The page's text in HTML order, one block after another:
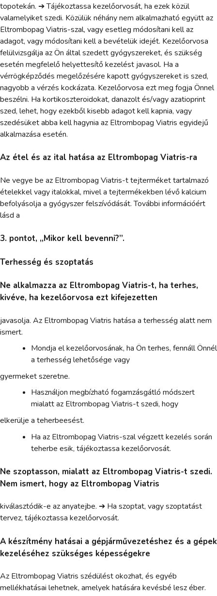
topotekán. ➔ Tájékoztassa kezelőorvosát, ha ezek közül
valamelyiket szedi. Közülük néhány nem alkalmazható együtt az
Eltrombopag Viatris-szal, vagy esetleg módosítani kell az
adagot, vagy módosítani kell a bevételük idejét. Kezelőorvosa
felülvizsgálja az Ön által szedett gyógyszereket, és szükség
esetén megfelelő helyettesítő kezelést javasol. Ha a
vérrögképződés megelőzésére kapott gyógyszereket is szed,
nagyobb a vérzés kockázata. Kezelőorvosa ezt meg fogja Önnel
beszélni. Ha kortikoszteroidokat, danazolt és/vagy azatioprint
szed, lehet, hogy ezekből kisebb adagot kell kapnia, vagy
szedésüket abba kell hagynia az Eltrombopag Viatris egyidejű
alkalmazása esetén.
Az étel és az ital hatása az Eltrombopag Viatris-ra
Ne vegye be az Eltrombopag Viatris-t tejterméket tartalmazó
ételekkel vagy italokkal, mivel a tejtermékekben lévő kalcium
befolyásolja a gyógyszer felszívódását. További információért
lásd a
3. pontot, „Mikor kell bevenni?”.
Terhesség és szoptatás
Ne alkalmazza az Eltrombopag Viatris-t, ha terhes,
kivéve, ha kezelőorvosa ezt kifejezetten
javasolja. Az Eltrombopag Viatris hatása a terhesség alatt nem
ismert.
Mondja el kezelőorvosának, ha Ön terhes, fennáll Önnél
a terhesség lehetősége vagy
gyermeket szeretne.
Használjon megbízható fogamzásgátló módszert
mialatt az Eltrombopag Viatris-t szedi, hogy
elkerülje a teherbeesést.
Ha az Eltrombopag Viatris-szal végzett kezelés során
teherbe esik, tájékoztassa kezelőorvosát.
Ne szoptasson, mialatt az Eltrombopag Viatris-t szedi.
Nem ismert, hogy az Eltrombopag Viatris
kiválasztódik-e az anyatejbe. ➔ Ha szoptat, vagy szoptatást
tervez, tájékoztassa kezelőorvosát.
A készítmény hatásai a gépjárművezetéshez és a gépek
kezeléséhez szükséges képességekre
Az Eltrombopag Viatris szédülést okozhat, és egyéb
mellékhatásai lehetnek, amelyek hatására kevésbé lesz éber.